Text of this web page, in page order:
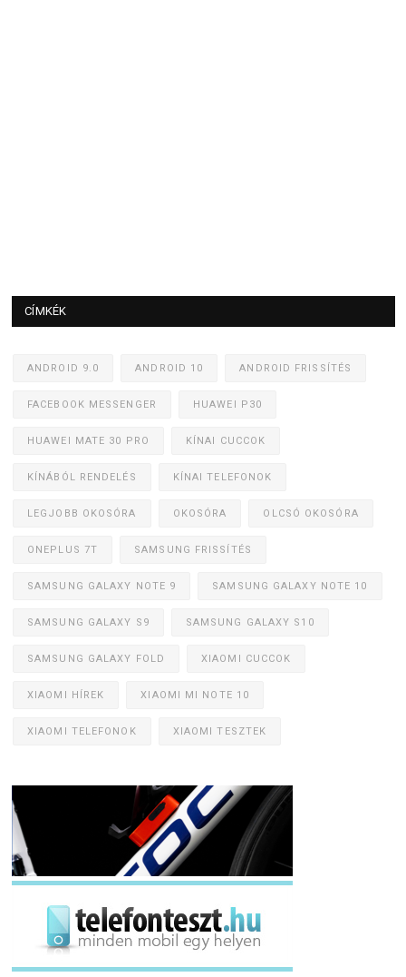
CÍMKÉK
ANDROID 9.0 ANDROID 10 ANDROID FRISSÍTÉS
FACEBOOK MESSENGER HUAWEI P30
HUAWEI MATE 30 PRO KÍNAI CUCCOK
KÍNÁBÓL RENDELÉS KÍNAI TELEFONOK
LEGJOBB OKOSÓRA OKOSÓRA OLCSÓ OKOSÓRA
ONEPLUS 7T SAMSUNG FRISSÍTÉS
SAMSUNG GALAXY NOTE 9 SAMSUNG GALAXY NOTE 10
SAMSUNG GALAXY S9 SAMSUNG GALAXY S10
SAMSUNG GALAXY FOLD XIAOMI CUCCOK
XIAOMI HÍREK XIAOMI MI NOTE 10
XIAOMI TELEFONOK XIAOMI TESZTEK